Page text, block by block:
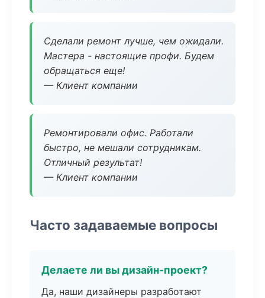
Сделали ремонт лучше, чем ожидали.
Мастера - настоящие профи. Будем
обращаться еще!
— Клиент компании
Ремонтировали офис. Работали
быстро, не мешали сотрудникам.
Отличный результат!
— Клиент компании
Часто задаваемые вопросы
Делаете ли вы дизайн-проект?
Да, наши дизайнеры разработают